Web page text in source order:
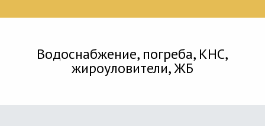
Водоснабжение, погреба, КНС,
жироуловители, ЖБ